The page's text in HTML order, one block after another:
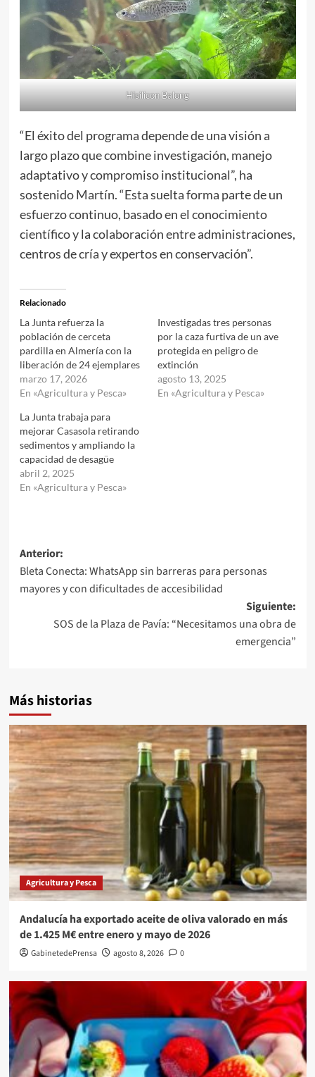
Hisilicon Balong
“El éxito del programa depende de una visión a
largo plazo que combine investigación, manejo
adaptativo y compromiso institucional”, ha
sostenido Martín. “Esta suelta forma parte de un
esfuerzo continuo, basado en el conocimiento
científico y la colaboración entre administraciones,
centros de cría y expertos en conservación”.
Relacionado
La Junta refuerza la
población de cerceta
pardilla en Almería con la
liberación de 24 ejemplares
marzo 17, 2026
En «Agricultura y Pesca»
Investigadas tres personas
por la caza furtiva de un ave
protegida en peligro de
extinción
agosto 13, 2025
En «Agricultura y Pesca»
La Junta trabaja para
mejorar Casasola retirando
sedimentos y ampliando la
capacidad de desagüe
abril 2, 2025
En «Agricultura y Pesca»
Navegación
de
entradas
Anterior:
Bleta Conecta: WhatsApp sin barreras para personas
mayores y con dificultades de accesibilidad
Siguiente:
SOS de la Plaza de Pavía: “Necesitamos una obra de
emergencia”
Más historias
Agricultura y Pesca
Andalucía ha exportado aceite de oliva valorado en más
de 1.425 M€ entre enero y mayo de 2026
GabinetedePrensa agosto 8, 2026 0